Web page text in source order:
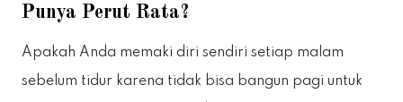
Punya Perut Rata?
Apakah Anda memaki diri sendiri setiap malam
sebelum tidur karena tidak bisa bangun pagi untuk